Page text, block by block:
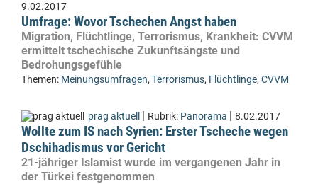
9.02.2017
Umfrage: Wovor Tschechen Angst haben
Migration, Flüchtlinge, Terrorismus, Krankheit: CVVM
ermittelt tschechische Zukunftsängste und
Bedrohungsgefühle
Themen: Meinungsumfragen, Terrorismus, Flüchtlinge, CVVM
prag aktuell | Rubrik: Panorama | 8.02.2017
Wollte zum IS nach Syrien: Erster Tscheche wegen
Dschihadismus vor Gericht
21-jähriger Islamist wurde im vergangenen Jahr in
der Türkei festgenommen